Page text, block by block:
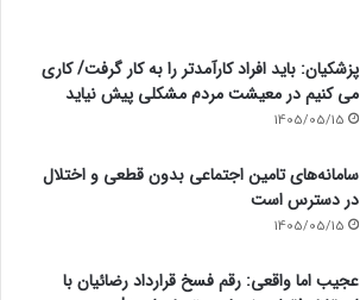
پزشکیان: باید افراد کارآمدتر را به کار گرفت/ کاری
می کنیم در معیشت مردم مشکلی پیش نیاید
1405/05/15
سامانه‌های تامین اجتماعی بدون قطعی و اختلال
در دسترس است
1405/05/15
عجیب اما واقعی: رقم فسخ قرارداد رضائیان با